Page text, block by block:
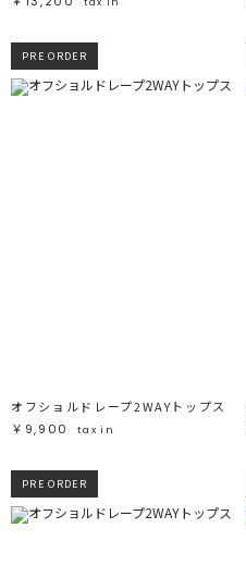
PRE ORDER
オフショルドレープ2WAYトップス
￥9,900
tax in
PRE ORDER